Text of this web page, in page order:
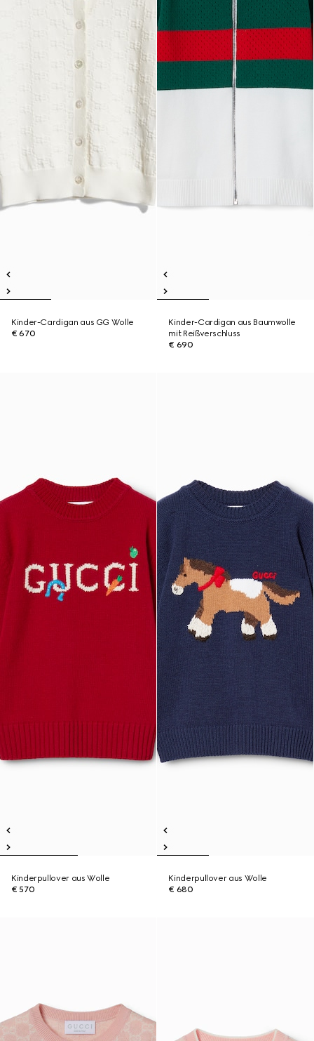
Kinder-Cardigan aus GG Wolle
€ 670
Kinder-Cardigan aus Baumwolle
mit Reißverschluss
€ 690
Kinderpullover aus Wolle
€ 570
Kinderpullover aus Wolle
€ 680